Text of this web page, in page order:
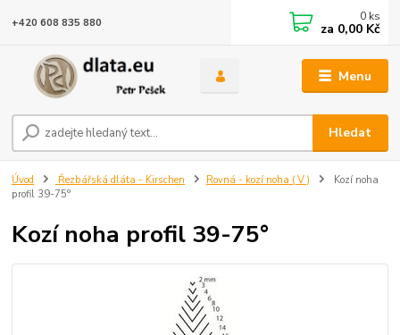
Menu
Hledat
+420 608 835 880 0 ks
za 0,00 Kč
Úvod Řezbářská dláta - Kirschen Rovná - kozí noha ( V )
Kozí noha
profil 39-75°
Kozí noha profil 39-75°